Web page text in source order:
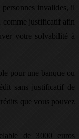
personnes invalides, il
comme justificatif afin
votre solvabilité à
pour une banque ou
sans justificatif de
que vous pouvez
de 3000 euros